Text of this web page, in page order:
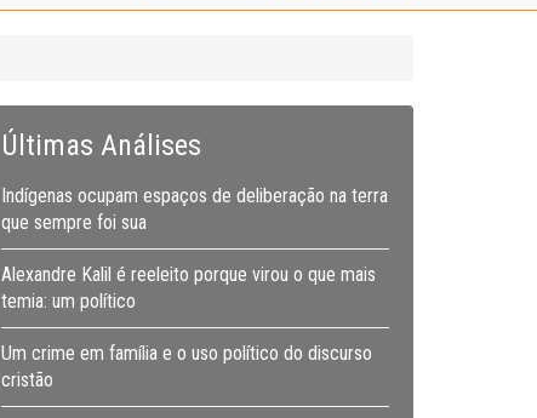
Últimas Análises
Indígenas ocupam espaços de deliberação na terra
que sempre foi sua
Alexandre Kalil é reeleito porque virou o que mais
temia: um político
Um crime em família e o uso político do discurso
cristão